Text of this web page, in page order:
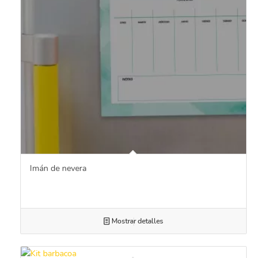
Imán de nevera
Mostrar detalles